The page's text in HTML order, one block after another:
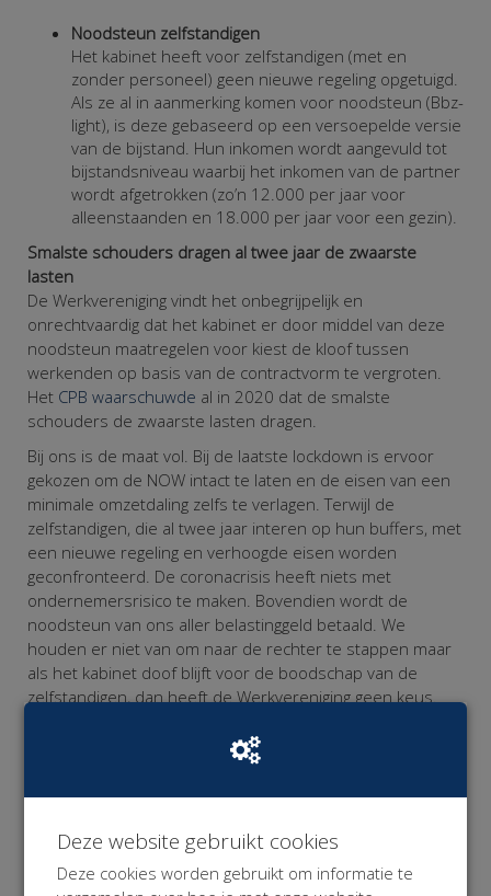
Noodsteun zelfstandigen
Het kabinet heeft voor zelfstandigen (met en
zonder personeel) geen nieuwe regeling opgetuigd.
Als ze al in aanmerking komen voor noodsteun (Bbz-
light), is deze gebaseerd op een versoepelde versie
van de bijstand. Hun inkomen wordt aangevuld tot
bijstandsniveau waarbij het inkomen van de partner
wordt afgetrokken (zo’n 12.000 per jaar voor
alleenstaanden en 18.000 per jaar voor een gezin).
Smalste schouders dragen al twee jaar de zwaarste
lasten
De Werkvereniging vindt het onbegrijpelijk en
onrechtvaardig dat het kabinet er door middel van deze
noodsteun maatregelen voor kiest de kloof tussen
werkenden op basis van de contractvorm te vergroten.
Het CPB waarschuwde al in 2020 dat de smalste
schouders de zwaarste lasten dragen.
Bij ons is de maat vol. Bij de laatste lockdown is ervoor
gekozen om de NOW intact te laten en de eisen van een
minimale omzetdaling zelfs te verlagen. Terwijl de
zelfstandigen, die al twee jaar interen op hun buffers, met
een nieuwe regeling en verhoogde eisen worden
geconfronteerd. De coronacrisis heeft niets met
ondernemersrisico te maken. Bovendien wordt de
noodsteun van ons aller belastinggeld betaald. We
houden er niet van om naar de rechter te stappen maar
als het kabinet doof blijft voor de boodschap van de
zelfstandigen, dan heeft de Werkvereniging geen keus.
Wij gunnen alle werkenden die getroffen worden door de
Corona Maatregelen gepaste en proportionele
middelen beschikt om deze rechtszaak te bekostigen,
hebben we deze
crowd funding campagne
opgezet.
Deze website gebruikt cookies
Deze cookies worden gebruikt om informatie te